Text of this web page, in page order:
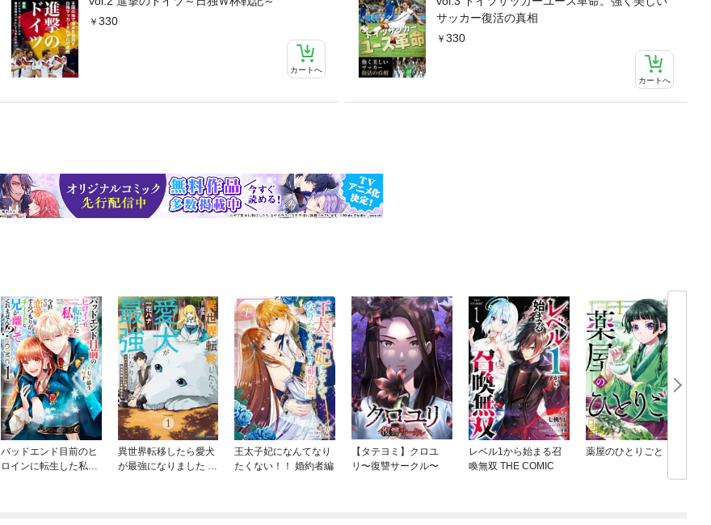
330
カートへ
サッカー復活の真相
330
カートへ
バッドエンド目前のヒ
ロインに転生した私、
異世界転移したら愛犬
が最強になりました ～
王太子妃になんてなり
たくない！！ 婚約者編
【タテヨミ】クロユ
リ〜復讐サークル〜
レベル1から始まる召
喚無双 THE COMIC
薬屋のひとりごと